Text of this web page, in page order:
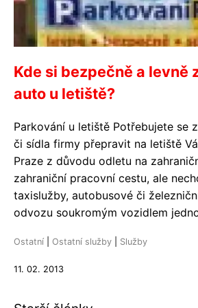
Kde si bezpečně a levně
auto u letiště?
Parkování u letiště Potřebujete se
či sídla firmy přepravit na letiště
Praze z důvodu odletu na
zahraniční pracovní cestu, ale
taxislužby, autobusové či
odvozu soukromým vozidlem
Ostatní Ostatní služby Služby
11. 02. 2013